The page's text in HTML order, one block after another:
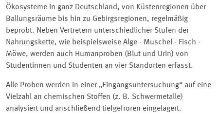
Ökosysteme in ganz Deutschland, von Küstenregionen über
Ballungsräume bis hin zu Gebirgsregionen, regelmäßig
beprobt. Neben Vertretern unterschiedlicher Stufen der
Nahrungskette, wie beispielsweise Alge - Muschel - Fisch -
Möwe, werden auch Humanproben (Blut und Urin) von
Studentinnen und Studenten an vier Standorten erfasst.
Alle Proben werden in einer Eingangsuntersuchung
auf eine
Vielzahl an chemischen Stoffen (z. B. Schwermetalle)
analysiert und anschließend tiefgefroren eingelagert.